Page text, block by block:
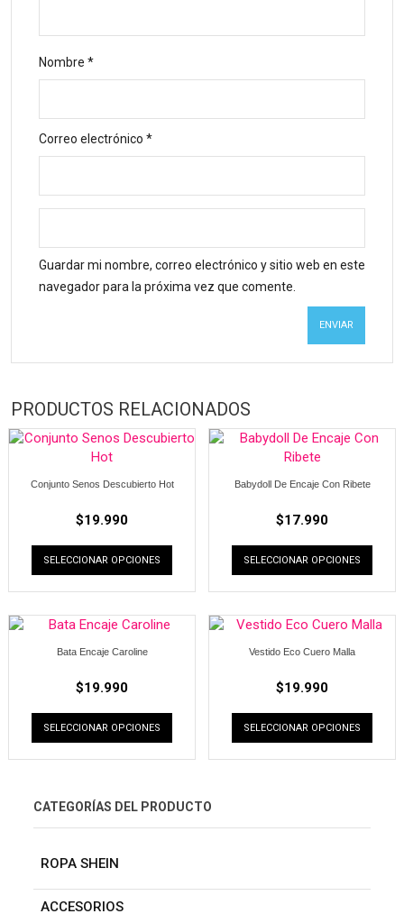
Nombre *
Correo electrónico *
Guardar mi nombre, correo electrónico y sitio web en este
navegador para la próxima vez que comente.
PRODUCTOS RELACIONADOS
Conjunto Senos Descubierto Hot
$19.990
SELECCIONAR OPCIONES
Babydoll De Encaje Con Ribete
$17.990
SELECCIONAR OPCIONES
Bata Encaje Caroline
$19.990
SELECCIONAR OPCIONES
Vestido Eco Cuero Malla
$19.990
SELECCIONAR OPCIONES
CATEGORÍAS DEL PRODUCTO
ROPA SHEIN
ACCESORIOS